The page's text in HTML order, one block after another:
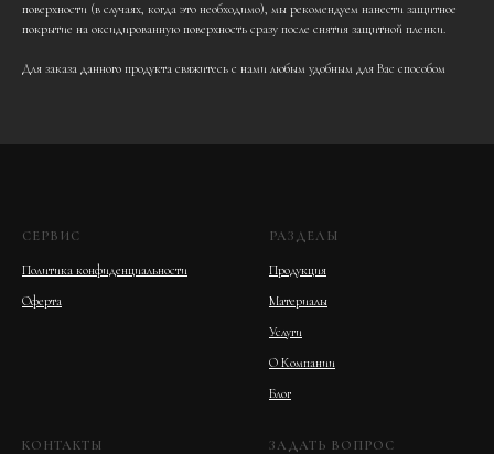
поверхности (в случаях, когда это необходимо), мы рекомендуем нанести защитное
покрытие на оксидированную поверхность сразу после снятия защитной пленки.
Для заказа данного продукта свяжитесь с нами любым удобным для Вас способом
СЕРВИС
Политика конфиденциальности
Оферта
РАЗДЕЛЫ
Продукция
Материалы
Услуги
О Компании
Блог
КОНТАКТЫ ЗАДАТЬ ВОПРОС